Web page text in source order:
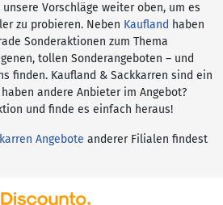
Vorschläge weiter oben, um es
zu probieren. Neben Kaufland haben
Sonderaktionen zum Thema
tollen Sonderangeboten – und
finden. Kaufland & Sackkarren sind ein
andere Anbieter im Angebot?
und finde es einfach heraus!
Angebote anderer Filialen findest